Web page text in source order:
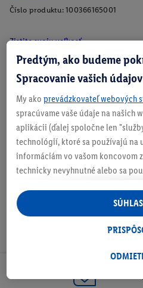
Číslo produktu: 100366165001
Zistite svoju veľkosť
O produkte
Sprievodca strihmi
Predtým, ako budeme
Spracovanie vašich údajov
My ako prevádzkovateľ webových
spracúvame vaše údaje na našich
aplikácii (ďalej spoločne len
technológií, ktoré sa používajú na
informáciám vo vašom koncovom
technicky nevyhnutné alebo sa
personalizovanú reklamu v rámci
ste účastníkom programu Lidl
aj údaje z vášho nákupného
následne si vytvoríte účet Lidl
tiež vytvoriť špeciálny online